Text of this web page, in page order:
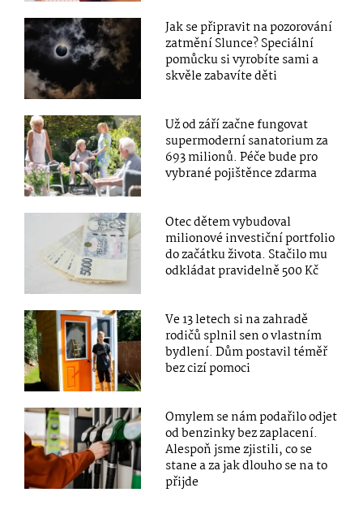
Jak se připravit na pozorování
zatmění Slunce? Speciální
pomůcku si vyrobíte sami a
skvěle zabavíte děti
Už od září začne fungovat
supermoderní sanatorium za
693 milionů. Péče bude pro
vybrané pojištěnce zdarma
Otec dětem vybudoval
milionové investiční portfolio
do začátku života. Stačilo mu
odkládat pravidelně 500 Kč
Ve 13 letech si na zahradě
rodičů splnil sen o vlastním
bydlení. Dům postavil téměř
bez cizí pomoci
Omylem se nám podařilo odjet
od benzinky bez zaplacení.
Alespoň jsme zjistili, co se
stane a za jak dlouho se na to
přijde